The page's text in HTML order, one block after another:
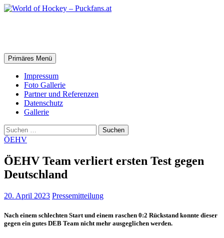
Zum
Suchen
Primäres Menü
Impressum
Foto Gallerie
Partner und Referenzen
Datenschutz
Gallerie
Suchen
nach:
ÖEHV
ÖEHV Team verliert ersten Test gegen
Deutschland
20. April 2023 Pressemitteilung
Nach einem schlechten Start und einem raschen 0:2 Rückstand konnte dieser
gegen ein gutes DEB Team nicht mehr ausgeglichen werden.